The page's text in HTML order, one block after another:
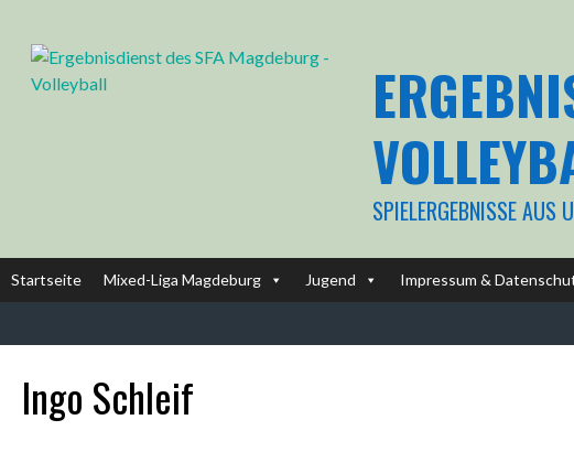
Inhalt
SPIELERGEBNISSE AUS
Startseite Mixed-Liga Magdeburg Jugend Impressum &
Ingo Schleif